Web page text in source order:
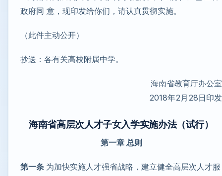
政府同 意，现印发给你们，请认真贯彻实施。
（此件主动公开）
抄送：各有关高校附属中学。
海南省教育厅办公室
2018年2月28日印发
海南省高层次人才子女入学实施办法（试行）
第一章 总则
第一条 为加快实施人才强省战略，建立健全高层次人才服